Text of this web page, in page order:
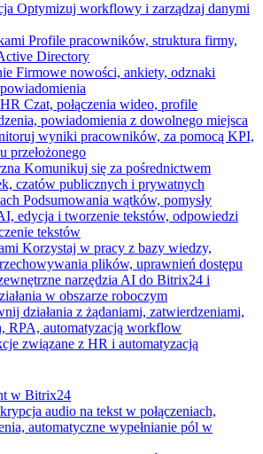
Optymizuj workflowy i zarządzaj danymi
Profile pracowników, struktura firmy,
Directory
Firmowe nowości, ankiety, odznaki
Czat, połączenia wideo, profile
powiadomienia z dowolnego miejsca
wyniki pracowników, za pomocą KPI,
przełożonego
Komunikuj się za pośrednictwem
czatów publicznych i prywatnych
Podsumowania wątków, pomysły
edycja i tworzenie tekstów, odpowiedzi
tekstów
Korzystaj w pracy z bazy wiedzy,
plików, uprawnień dostępu
narzędzia AI do Bitrix24 i
w obszarze roboczym
działania z żądaniami, zatwierdzeniami,
RPA, automatyzacją workflow
związane z HR i automatyzacją
w Bitrix24
audio na tekst w połączeniach,
automatyczne wypełnianie pól w